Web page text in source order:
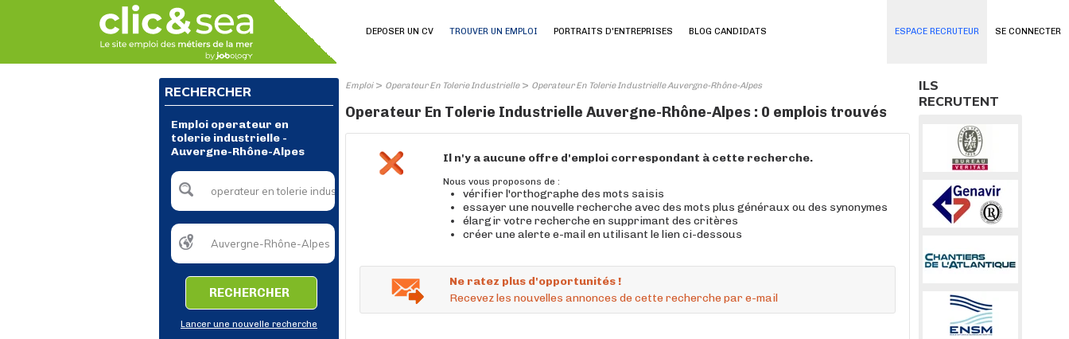
SE CONNECTER
DEPOSER UN CV TROUVER UN EMPLOI PORTRAITS D'ENTREPRISES BLOG CANDIDATS ESPACE RECRUTEUR
RECHERCHER
Emploi operateur en
tolerie industrielle -
Auvergne-Rhône-Alpes
RECHERCHER
Lancer une nouvelle recherche
Emploi> Operateur En Tolerie Industrielle> Operateur En Tolerie Industrielle Auvergne-Rhône-Alpes
Operateur En Tolerie Industrielle Auvergne-Rhône-Alpes : 0 emplois trouvés
Il n'y a aucune offre d'emploi correspondant à cette recherche.
Nous vous proposons de :
vérifier l'orthographe des mots saisis
essayer une nouvelle recherche avec des mots plus généraux ou des synonymes
élargir votre recherche en supprimant des critères
créer une alerte e-mail en utilisant le lien ci-dessous
Ne ratez plus d'opportunités !
Recevez les nouvelles annonces de cette recherche par e-mail
ILS
RECRUTENT